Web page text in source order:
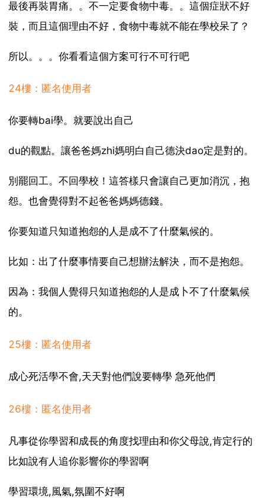
最後再裝胃痛。。不一定要食物中毒。。這個症狀不好
裝，而且這個理由不好，食物中毒就不能在學校呆了？
所以。。。你看看這個方案可行不可行吧
24樓：匿名使用者
你要轉bai學。就要說出自己
du的觀點。讓爸爸媽zhi媽明白自己德決dao定是對的。
別罷回工。不回學校！這答樣只會讓自己更加消沉，抱
怨。也會覺得對不起爸爸媽媽德錢。
你要知道只知道抱怨的人是成不了什麼氣候的。
比如：出了什麼事情要自己想辦法解決，而不是抱怨。
因為：我個人覺得只知道抱怨的人是成卜不了什麼氣候
的。
25樓：匿名使用者
成心死活學不會,天天對他們說要轉學 急死他們
26樓：匿名使用者
凡事從你學習和成長的角度找理由和你父母說,肯定行的
比如說有人追你影響你的學習啊
學習環境,風氣,氛圍不好啊